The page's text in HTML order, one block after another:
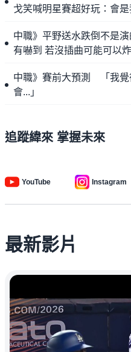
戈笑喊明星賽超好玩：會
中職》平野送水跌倒不是
有嚇到 若沒插曲可能可以
中職》賽前大預測 「我覺
會...」
追蹤緯來 掌握未來
YouTube Instagram
最新影片